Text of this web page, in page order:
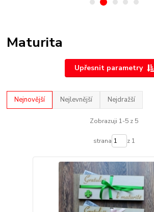
Maturita
Upřesnit parametry
Nejnovější Nejlevnější Nejdražší
Zobrazuji 1-5 z 5
strana z 1